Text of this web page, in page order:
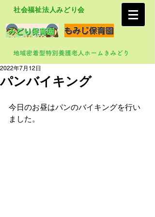
社会福祉法人みどり会
パンバイキング
2022年7月12日
今日のお昼はパンのバイキングを行い
ました。